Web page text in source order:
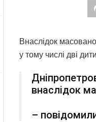
Внаслідок
у тому числі дві
внаслідок
–